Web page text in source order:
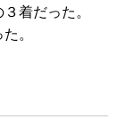
着だった。
。